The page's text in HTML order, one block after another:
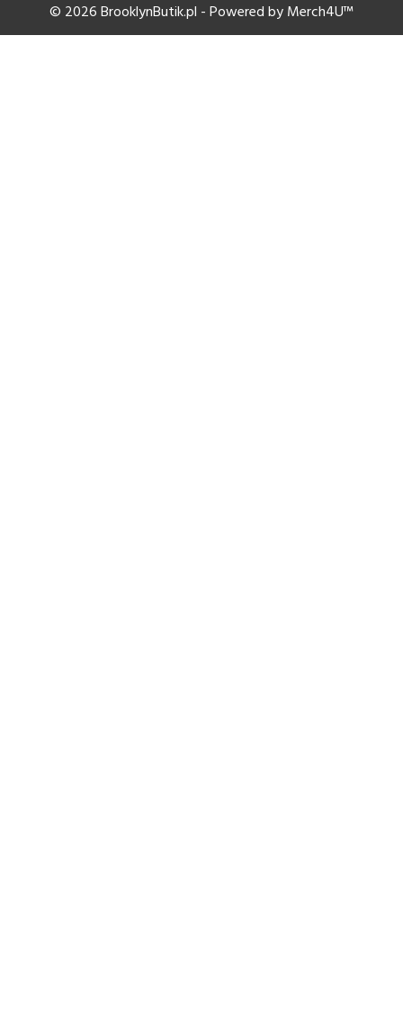
© 2026 BrooklynButik.pl - Powered by Merch4U™